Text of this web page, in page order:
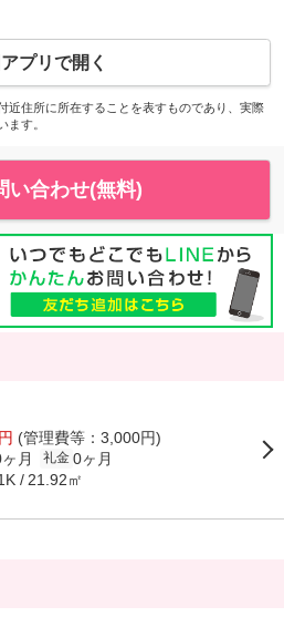
プリで開く
住所に所在することを表すものであり、実際
ます。
い合わせ(無料)
(管理費等：3,000円)
月 礼金 0ヶ月
21.92㎡